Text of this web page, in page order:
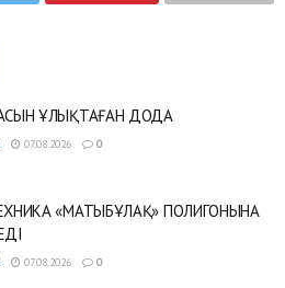
ҰЛЫҚТАҒАН ДОДА
07.08.2026 0
«МАТЫБҰЛАҚ» ПОЛИГОНЫНА
07.08.2026 0